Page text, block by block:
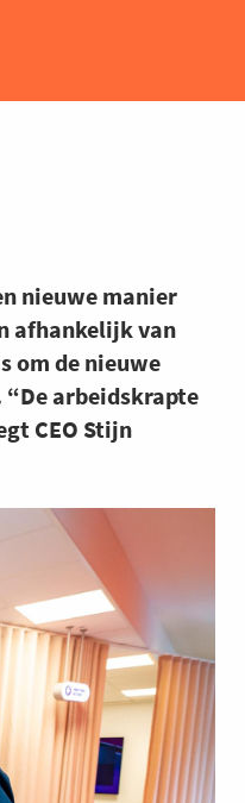
nieuwe manier
afhankelijk van
om de nieuwe
arbeidskrapte
CEO Stijn